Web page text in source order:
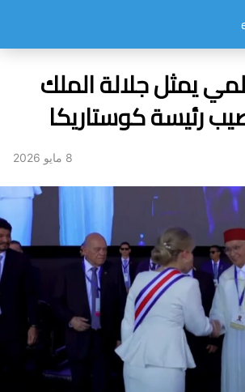
يمثل جلالة الملك
رئيسة كوستاريكا
8 مايو 2026